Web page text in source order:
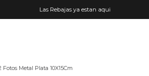
Las Rebajas ya estan aqui
Metal Plata 10X15Cm